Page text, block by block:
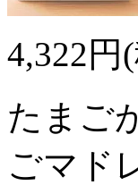
4,322円
たまご
ごマド